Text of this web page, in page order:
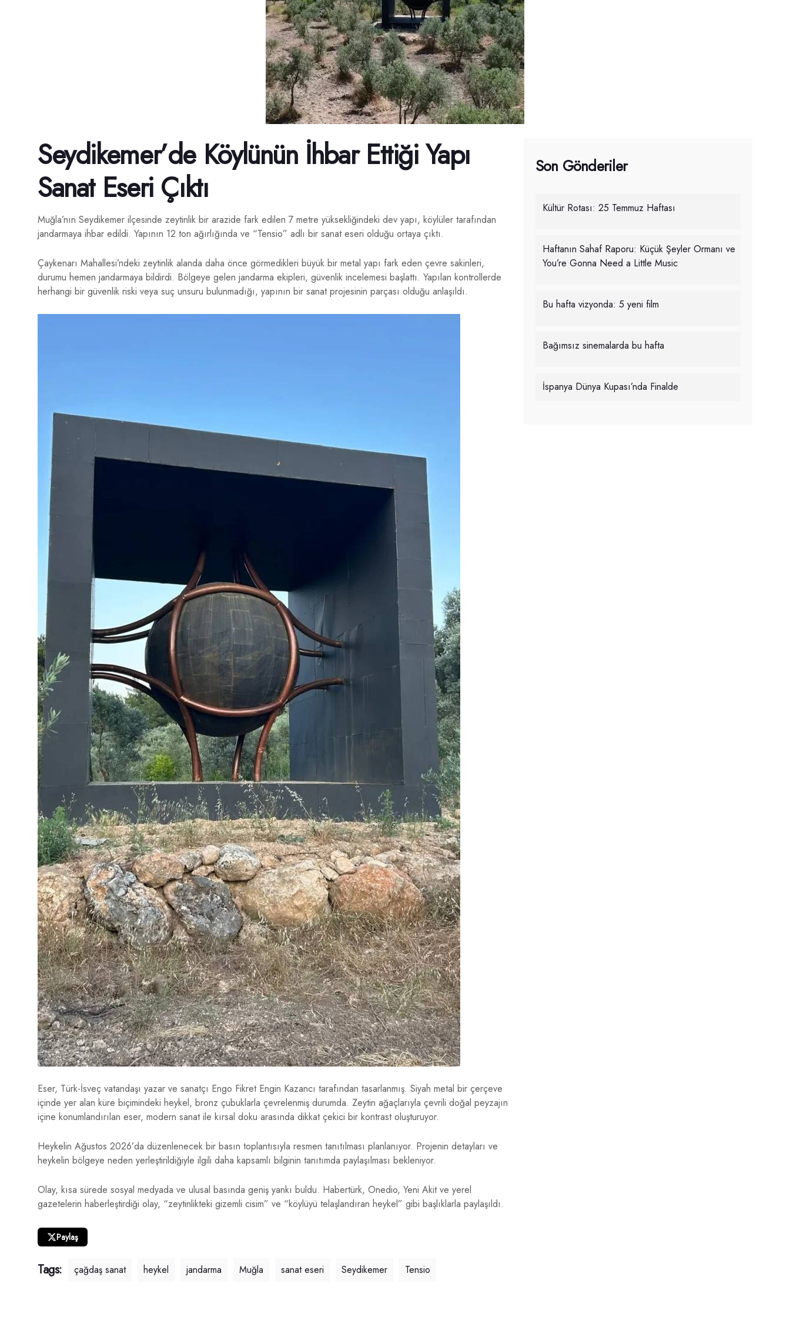
Seydikemer’de Köylünün İhbar Ettiği Yapı
Sanat Eseri Çıktı
Muğla’nın Seydikemer ilçesinde zeytinlik bir arazide fark edilen 7 metre yüksekliğindeki dev yapı, köylüler tarafından
jandarmaya ihbar edildi. Yapının 12 ton ağırlığında ve “Tensio” adlı bir sanat eseri olduğu ortaya çıktı.
Çaykenarı Mahallesi’ndeki zeytinlik alanda daha önce görmedikleri büyük bir metal yapı fark eden çevre sakinleri,
durumu hemen jandarmaya bildirdi. Bölgeye gelen jandarma ekipleri, güvenlik incelemesi başlattı. Yapılan kontrollerde
herhangi bir güvenlik riski veya suç unsuru bulunmadığı, yapının bir sanat projesinin parçası olduğu anlaşıldı.
Eser, Türk-İsveç vatandaşı yazar ve sanatçı Engo Fikret Engin Kazancı tarafından tasarlanmış. Siyah metal bir çerçeve
içinde yer alan küre biçimindeki heykel, bronz çubuklarla çevrelenmiş durumda. Zeytin ağaçlarıyla çevrili doğal peyzajın
içine konumlandırılan eser, modern sanat ile kırsal doku arasında dikkat çekici bir kontrast oluşturuyor.
Heykelin Ağustos 2026’da düzenlenecek bir basın toplantısıyla resmen tanıtılması planlanıyor. Projenin detayları ve
heykelin bölgeye neden yerleştirildiğiyle ilgili daha kapsamlı bilginin tanıtımda paylaşılması bekleniyor.
Olay, kısa sürede sosyal medyada ve ulusal basında geniş yankı buldu. Habertürk, Onedio, Yeni Akit ve yerel
gazetelerin haberleştirdiği olay, “zeytinlikteki gizemli cisim” ve “köylüyü telaşlandıran heykel” gibi başlıklarla paylaşıldı.
Paylaş
Tags: çağdaş sanat heykel jandarma Muğla sanat eseri Seydikemer Tensio
Son Gönderiler
Kültür Rotası: 25 Temmuz Haftası
Haftanın Sahaf Raporu: Küçük Şeyler Ormanı ve
You’re Gonna Need a Little Music
Bu hafta vizyonda: 5 yeni film
Bağımsız sinemalarda bu hafta
İspanya Dünya Kupası’nda Finalde